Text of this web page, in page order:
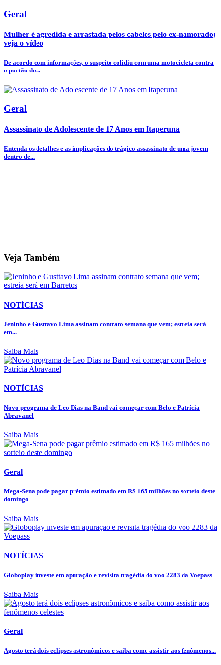
Geral
Mulher é agredida e arrastada pelos cabelos pelo ex-namorado;
veja o vídeo
De acordo com informações, o suspeito colidiu com uma motocicleta contra
o portão do...
Geral
Assassinato de Adolescente de 17 Anos em Itaperuna
Entenda os detalhes e as implicações do trágico assassinato de uma jovem
dentro de...
Veja Também
NOTÍCIAS
Jeninho e Gusttavo Lima assinam contrato semana que vem; estreia será
em...
Saiba Mais
NOTÍCIAS
Novo programa de Leo Dias na Band vai começar com Belo e Patrícia
Abravanel
Saiba Mais
Geral
Mega-Sena pode pagar prêmio estimado em R$ 165 milhões no sorteio deste
domingo
Saiba Mais
NOTÍCIAS
Globoplay investe em apuração e revisita tragédia do voo 2283 da Voepass
Saiba Mais
Geral
Agosto terá dois eclipses astronômicos e saiba como assistir aos fenômenos...